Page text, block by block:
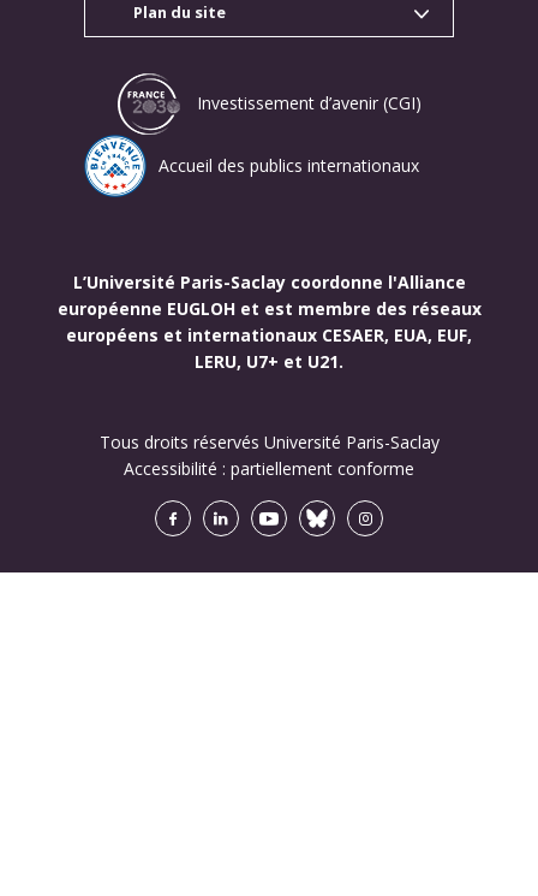
Plan du site
Investissement d’avenir (CGI)
Accueil des publics internationaux
L’Université Paris-Saclay coordonne l'Alliance
européenne EUGLOH et est membre des réseaux
européens et internationaux CESAER, EUA, EUF,
LERU, U7+ et U21.
Tous droits réservés Université Paris-Saclay
Accessibilité : partiellement conforme
FacebookLinkedInYoutubeBlueskyInstagram